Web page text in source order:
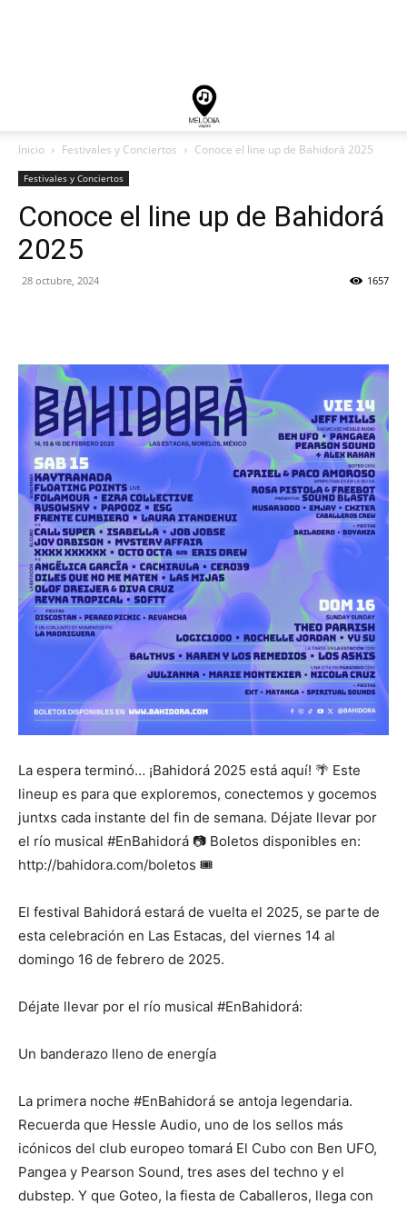
Inicio Festivales y Conciertos Conoce el line up de Bahidorá 2025
Festivales y Conciertos
Conoce el line up de Bahidorá
2025
28 octubre, 2024 1657
La espera terminó… ¡Bahidorá 2025 está aquí! 🌴 Este
lineup es para que exploremos, conectemos y gocemos
juntxs cada instante del fin de semana. Déjate llevar por
el río musical #EnBahidorá 📷 Boletos disponibles en:
http://bahidora.com/boletos 🎟️
El festival Bahidorá estará de vuelta el 2025, se parte de
esta celebración en Las Estacas, del viernes 14 al
domingo 16 de febrero de 2025.
Déjate llevar por el río musical #EnBahidorá:
Un banderazo lleno de energía
La primera noche #EnBahidorá se antoja legendaria.
Recuerda que Hessle Audio, uno de los sellos más
icónicos del club europeo tomará El Cubo con Ben UFO,
Pangea y Pearson Sound, tres ases del techno y el
dubstep. Y que Goteo, la fiesta de Caballeros, llega con